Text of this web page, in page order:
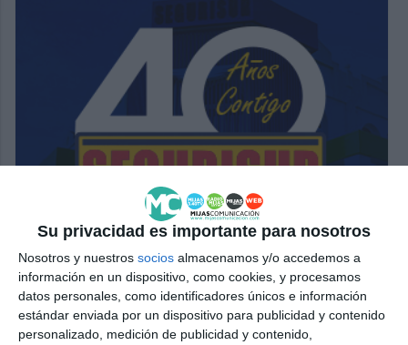
Su privacidad es importante para nosotros
Nosotros y nuestros socios almacenamos y/o accedemos a
información en un dispositivo, como cookies, y procesamos
datos personales, como identificadores únicos e información
estándar enviada por un dispositivo para publicidad y contenido
personalizado, medición de publicidad y contenido,